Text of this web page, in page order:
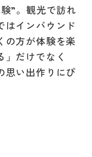
”。観光で訪れ
はインバウンド
の方が体験を楽
」だけでなく
思い出作りにぴ